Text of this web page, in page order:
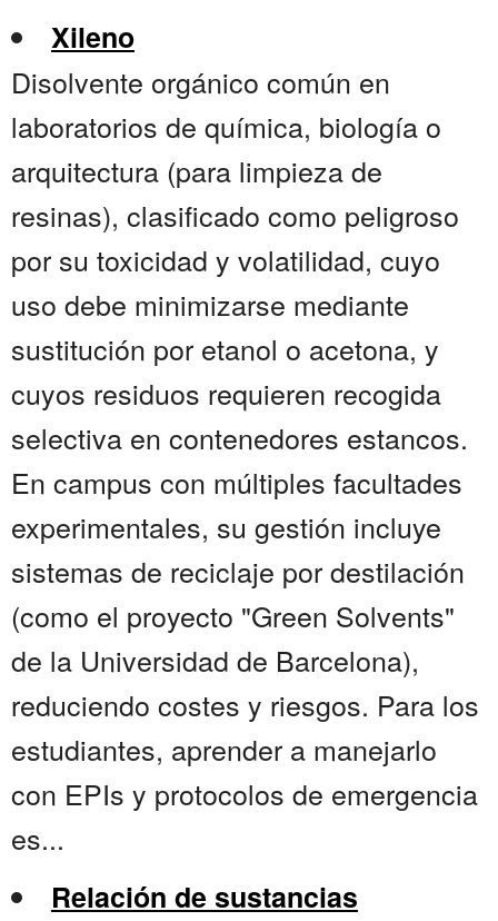
Xileno
Disolvente orgánico común en
laboratorios de química, biología o
arquitectura (para limpieza de
resinas), clasificado como peligroso
por su toxicidad y volatilidad, cuyo
uso debe minimizarse mediante
sustitución por etanol o acetona, y
cuyos residuos requieren recogida
selectiva en contenedores estancos.
En campus con múltiples facultades
experimentales, su gestión incluye
sistemas de reciclaje por destilación
(como el proyecto "Green Solvents"
de la Universidad de Barcelona),
reduciendo costes y riesgos. Para los
estudiantes, aprender a manejarlo
con EPIs y protocolos de emergencia
es...
Relación de sustancias